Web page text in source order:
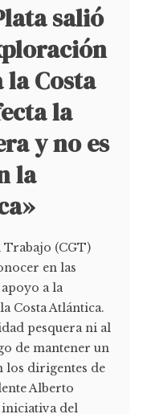
salió
Costa
la
y no es
la
(CGT)
en las
a la
Costa Atlántica.
pesquera ni al
de mantener un
los dirigentes de
Alberto
iniciativa del